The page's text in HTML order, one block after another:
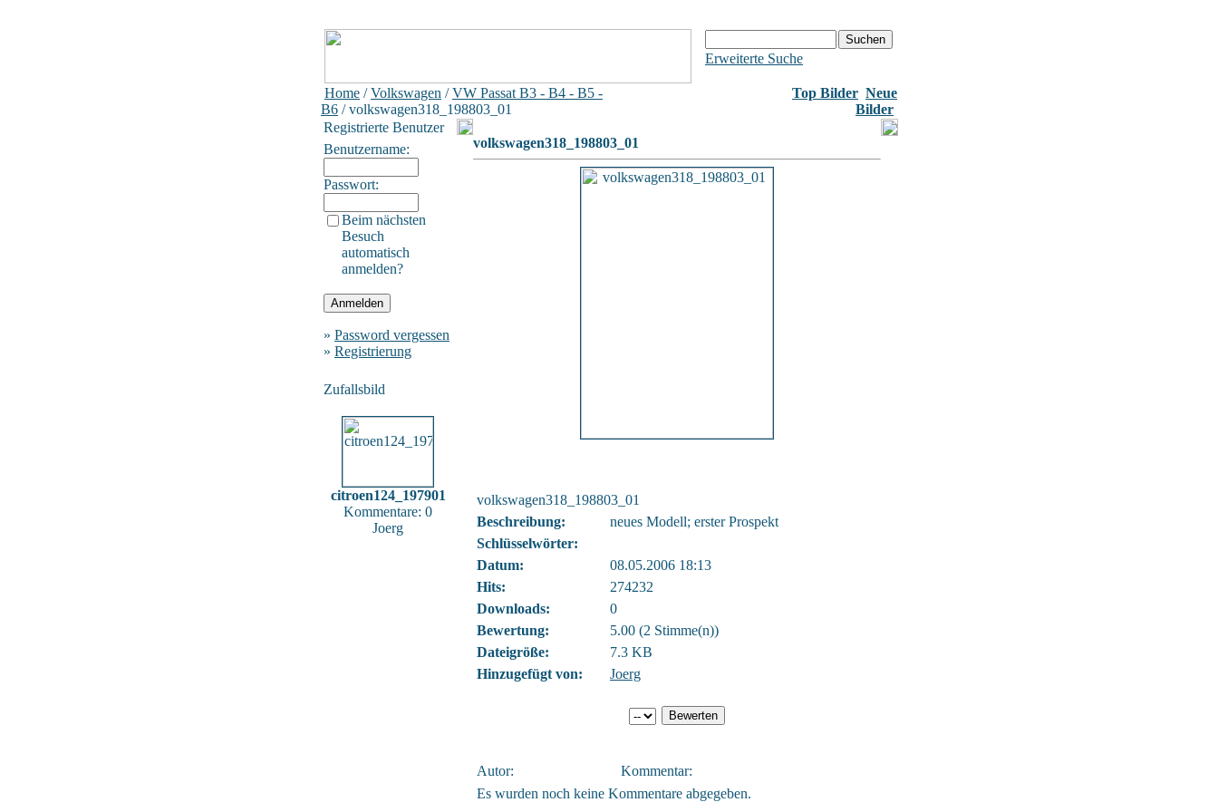
Erweiterte Suche
Home /Volkswagen /VW Passat B3 - B4 - B5 -
B6 / volkswagen318_198803_01
Top Bilder Neue
Bilder
Registrierte Benutzer
Benutzername:
Passwort:
Beim nächsten
Besuch
automatisch
anmelden?
» Password vergessen
» Registrierung
Zufallsbild
citroen124_197901
Kommentare: 0
Joerg
volkswagen318_198803_01
volkswagen318_198803_01
Beschreibung:
neues Modell; erster Prospekt
Schlüsselwörter:
Datum:
08.05.2006 18:13
Hits:
274232
Downloads:
0
Bewertung:
5.00 (2 Stimme(n))
Dateigröße:
7.3 KB
Hinzugefügt von:
Joerg
Autor:
Kommentar:
Es wurden noch keine Kommentare abgegeben.